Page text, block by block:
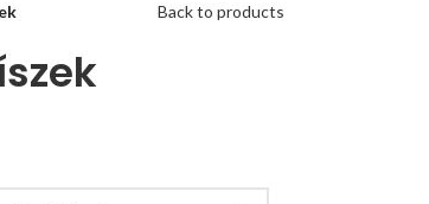
Back to products